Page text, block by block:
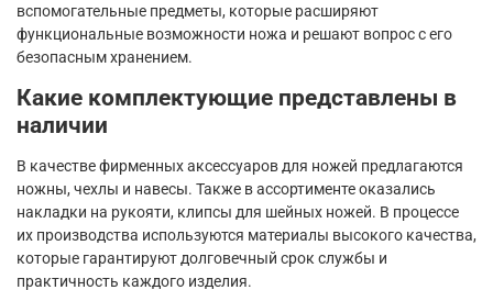
вспомогательные предметы, которые расширяют
функциональные возможности ножа и решают вопрос с его
безопасным хранением.
Какие комплектующие представлены в
наличии
В качестве фирменных аксессуаров для ножей предлагаются
ножны, чехлы и навесы. Также в ассортименте оказались
накладки на рукояти, клипсы для шейных ножей. В процессе
их производства используются материалы высокого качества,
которые гарантируют долговечный срок службы и
практичность каждого изделия.